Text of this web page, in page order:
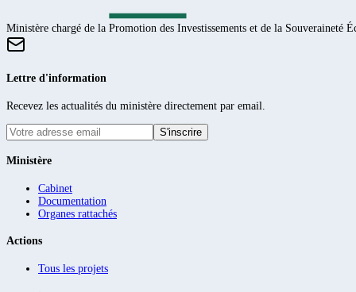
Ministère chargé de la Promotion des Investissements et de la Souveraineté
Lettre d'information
Recevez les actualités du ministère directement par email.
S'inscrire
Ministère
Cabinet
Documentation
Organes rattachés
Actions
Tous les projets